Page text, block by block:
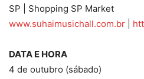
SP | Shopping SP Market
www.suhaimusichall.com.br
DATA E HORA
4 de outubro (sábado)